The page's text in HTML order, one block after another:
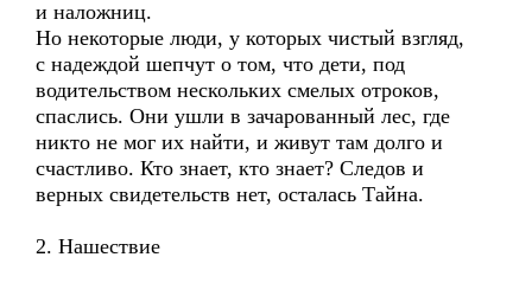
и наложниц.
Но некоторые люди, у которых чистый взгляд,
с надеждой шепчут о том, что дети, под
водительством нескольких смелых отроков,
спаслись. Они ушли в зачарованный лес, где
никто не мог их найти, и живут там долго и
счастливо. Кто знает, кто знает? Следов и
верных свидетельств нет, осталась Тайна.
2. Нашествие